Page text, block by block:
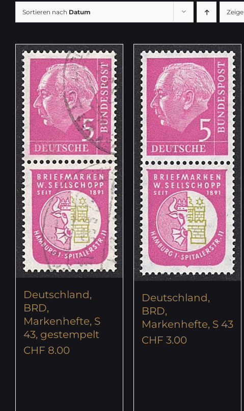
Sortieren nach Datum Zeige
Deutschland,
BRD,
Markenhefte, S
43, gestempelt
CHF 8.00
Deutschland,
BRD,
Markenhefte, S 43
CHF 3.00